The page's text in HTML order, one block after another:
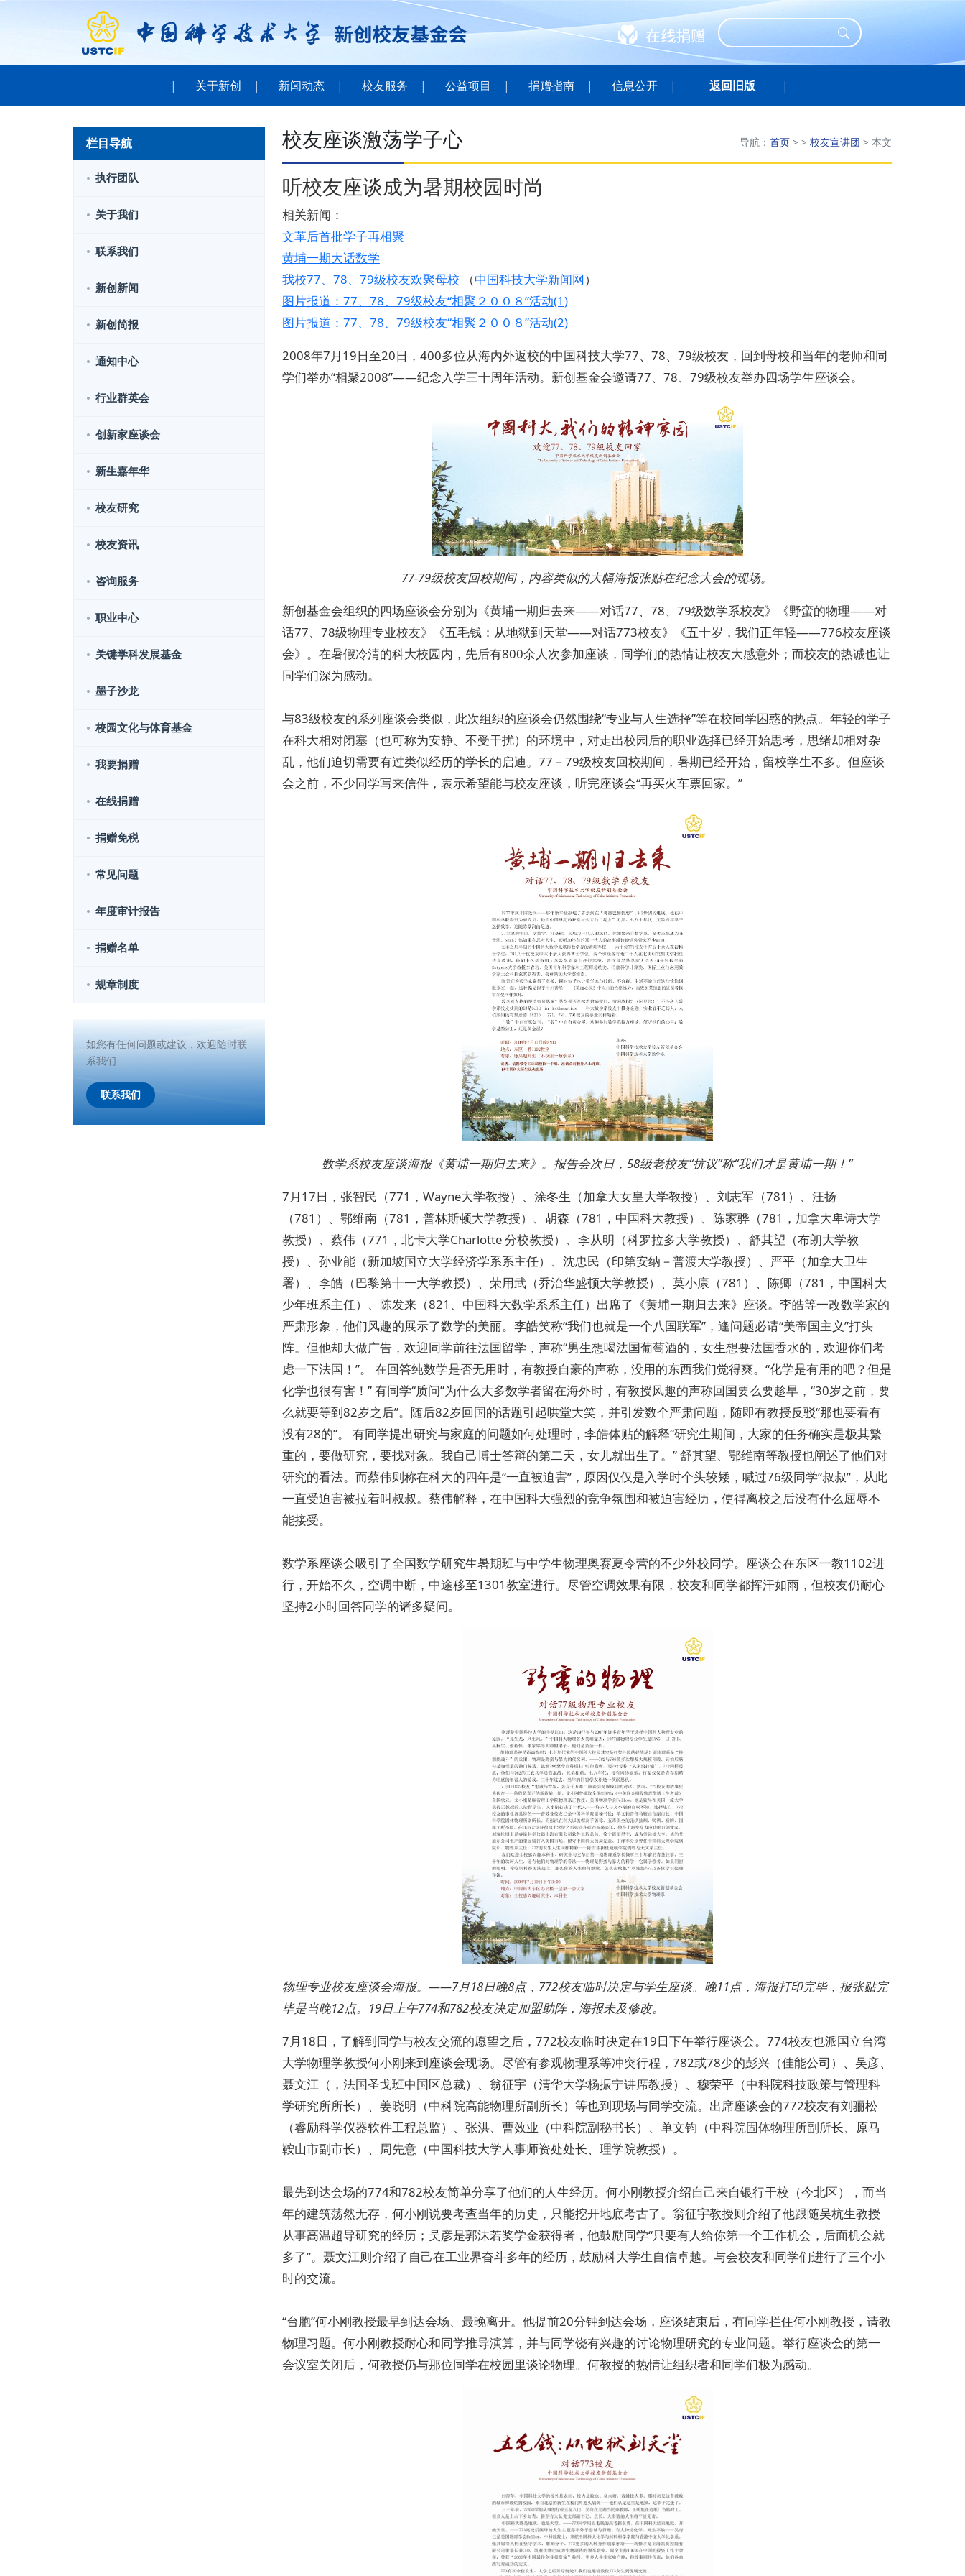
关于新创 新闻动态 校友服务 公益项目 捐赠指南 信息公开 返回旧版
栏目导航
执行团队
关于我们
联系我们
新创新闻
新创简报
通知中心
行业群英会
创新家座谈会
新生嘉年华
校友研究
校友资讯
咨询服务
职业中心
关键学科发展基金
墨子沙龙
校园文化与体育基金
我要捐赠
在线捐赠
捐赠免税
常见问题
年度审计报告
捐赠名单
规章制度
如您有任何问题或建议，欢迎随时联
系我们
联系我们
校友座谈激荡学子心 导航： 首页 > > 校友宣讲团 > 本文
听校友座谈成为暑期校园时尚
相关新闻：
文革后首批学子再相聚
黄埔一期大话数学
我校77、78、79级校友欢聚母校 （中国科技大学新闻网）
图片报道：77、78、79级校友“相聚２００８”活动(1)
图片报道：77、78、79级校友“相聚２００８”活动(2)
2008年7月19日至20日，400多位从海内外返校的中国科技大学77、78、79级校友，回到母校和当年的老师和同
学们举办“相聚2008”——纪念入学三十周年活动。新创基金会邀请77、78、79级校友举办四场学生座谈会。
77-79级校友回校期间，内容类似的大幅海报张贴在纪念大会的现场。
新创基金会组织的四场座谈会分别为《黄埔一期归去来——对话77、78、79级数学系校友》《野蛮的物理——对
话77、78级物理专业校友》《五毛钱：从地狱到天堂——对话773校友》《五十岁，我们正年轻——776校友座谈
会》。在暑假冷清的科大校园内，先后有800余人次参加座谈，同学们的热情让校友大感意外；而校友的热诚也让
同学们深为感动。
与83级校友的系列座谈会类似，此次组织的座谈会仍然围绕“专业与人生选择”等在校同学困惑的热点。年轻的学子
在科大相对闭塞（也可称为安静、不受干扰）的环境中，对走出校园后的职业选择已经开始思考，思绪却相对杂
乱，他们迫切需要有过类似经历的学长的启迪。77－79级校友回校期间，暑期已经开始，留校学生不多。但座谈
会之前，不少同学写来信件，表示希望能与校友座谈，听完座谈会“再买火车票回家。”
数学系校友座谈海报《黄埔一期归去来》。报告会次日，58级老校友“抗议”称“我们才是黄埔一期！”
7月17日，张智民（771，Wayne大学教授）、涂冬生（加拿大女皇大学教授）、刘志军（781）、汪扬
（781）、鄂维南（781，普林斯顿大学教授）、胡森（781，中国科大教授）、陈家骅（781，加拿大卑诗大学
教授）、蔡伟（771，北卡大学Charlotte 分校教授）、李从明（科罗拉多大学教授）、舒其望（布朗大学教
授）、孙业能（新加坡国立大学经济学系系主任）、沈忠民（印第安纳－普渡大学教授）、严平（加拿大卫生
署）、李皓（巴黎第十一大学教授）、荣用武（乔治华盛顿大学教授）、莫小康（781）、陈卿（781，中国科大
少年班系主任）、陈发来（821、中国科大数学系系主任）出席了《黄埔一期归去来》座谈。李皓等一改数学家的
严肃形象，他们风趣的展示了数学的美丽。李皓笑称“我们也就是一个八国联军”，逢问题必请“美帝国主义”打头
阵。但他却大做广告，欢迎同学前往法国留学，声称“男生想喝法国葡萄酒的，女生想要法国香水的，欢迎你们考
虑一下法国！”。 在回答纯数学是否无用时，有教授自豪的声称，没用的东西我们觉得爽。“化学是有用的吧？但是
化学也很有害！” 有同学“质问”为什么大多数学者留在海外时，有教授风趣的声称回国要么要趁早，“30岁之前，要
么就要等到82岁之后”。随后82岁回国的话题引起哄堂大笑，并引发数个严肃问题，随即有教授反驳“那也要看有
没有28的”。 有同学提出研究与家庭的问题如何处理时，李皓体贴的解释“研究生期间，大家的任务确实是极其繁
重的，要做研究，要找对象。我自己博士答辩的第二天，女儿就出生了。” 舒其望、鄂维南等教授也阐述了他们对
研究的看法。而蔡伟则称在科大的四年是“一直被迫害”，原因仅仅是入学时个头较矮，喊过76级同学“叔叔”，从此
一直受迫害被拉着叫叔叔。蔡伟解释，在中国科大强烈的竞争氛围和被迫害经历，使得离校之后没有什么屈辱不
能接受。
数学系座谈会吸引了全国数学研究生暑期班与中学生物理奥赛夏令营的不少外校同学。座谈会在东区一教1102进
行，开始不久，空调中断，中途移至1301教室进行。尽管空调效果有限，校友和同学都挥汗如雨，但校友仍耐心
坚持2小时回答同学的诸多疑问。
物理专业校友座谈会海报。——7月18日晚8点，772校友临时决定与学生座谈。晚11点，海报打印完毕，报张贴完
毕是当晚12点。19日上午774和782校友决定加盟助阵，海报未及修改。
7月18日，了解到同学与校友交流的愿望之后，772校友临时决定在19日下午举行座谈会。774校友也派国立台湾
大学物理学教授何小刚来到座谈会现场。尽管有参观物理系等冲突行程，782或78少的彭兴（佳能公司）、吴彦、
聂文江（，法国圣戈班中国区总裁）、翁征宇（清华大学杨振宁讲席教授）、穆荣平（中科院科技政策与管理科
学研究所所长）、姜晓明（中科院高能物理所副所长）等也到现场与同学交流。出席座谈会的772校友有刘骊松
（睿励科学仪器软件工程总监）、张洪、曹效业（中科院副秘书长）、单文钧（中科院固体物理所副所长、原马
鞍山市副市长）、周先意（中国科技大学人事师资处处长、理学院教授）。
最先到达会场的774和782校友简单分享了他们的人生经历。何小刚教授介绍自己来自银行干校（今北区），而当
年的建筑荡然无存，何小刚说要考查当年的历史，只能挖开地底考古了。翁征宇教授则介绍了他跟随吴杭生教授
从事高温超导研究的经历；吴彦是郭沫若奖学金获得者，他鼓励同学“只要有人给你第一个工作机会，后面机会就
多了”。聂文江则介绍了自己在工业界奋斗多年的经历，鼓励科大学生自信卓越。与会校友和同学们进行了三个小
时的交流。
“台胞”何小刚教授最早到达会场、最晚离开。他提前20分钟到达会场，座谈结束后，有同学拦住何小刚教授，请教
物理习题。何小刚教授耐心和同学推导演算，并与同学饶有兴趣的讨论物理研究的专业问题。举行座谈会的第一
会议室关闭后，何教授仍与那位同学在校园里谈论物理。何教授的热情让组织者和同学们极为感动。